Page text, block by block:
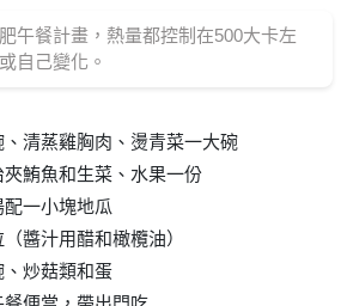
午餐計畫，熱量都控制在500大卡左
自己變化。
清蒸雞胸肉、燙青菜一大碗
鮪魚和生菜、水果一份
一小塊地瓜
醬汁用醋和橄欖油）
炒菇類和蛋